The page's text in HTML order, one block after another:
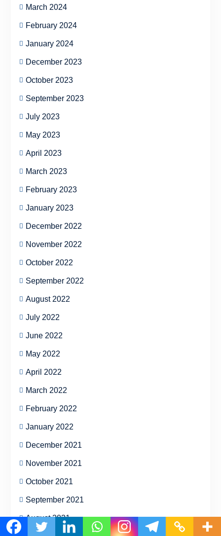
March 2024
February 2024
January 2024
December 2023
October 2023
September 2023
July 2023
May 2023
April 2023
March 2023
February 2023
January 2023
December 2022
November 2022
October 2022
September 2022
August 2022
July 2022
June 2022
May 2022
April 2022
March 2022
February 2022
January 2022
December 2021
November 2021
October 2021
September 2021
August 2021